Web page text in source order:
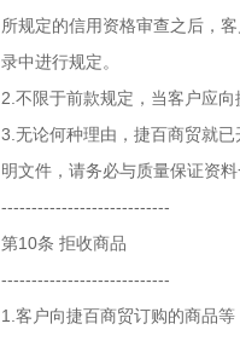
所规定的信用资格审查之后，
录中进行规定。
2.不限于前款规定，当客户应
3.无论何种理由，捷百商贸就
明文件，请务必与质量保证资
----------------------------
第10条 拒收商品
----------------------------
1.客户向捷百商贸订购的商品